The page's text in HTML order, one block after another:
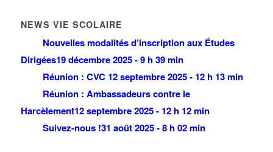
NEWS VIE SCOLAIRE
Nouvelles modalités d’inscription aux Études
Dirigées19 décembre 2025 - 9 h 39 min
Réunion : CVC 12 septembre 2025 - 12 h 13 min
Réunion : Ambassadeurs contre le
Harcèlement12 septembre 2025 - 12 h 12 min
Suivez-nous !31 août 2025 - 8 h 02 min